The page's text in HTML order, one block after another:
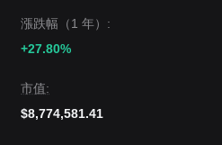
漲跌幅（1 年）:
+27.80%
市值:
$8,774,581.41